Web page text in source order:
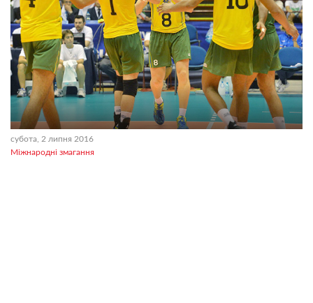
субота, 2 липня 2016
Міжнародні змагання